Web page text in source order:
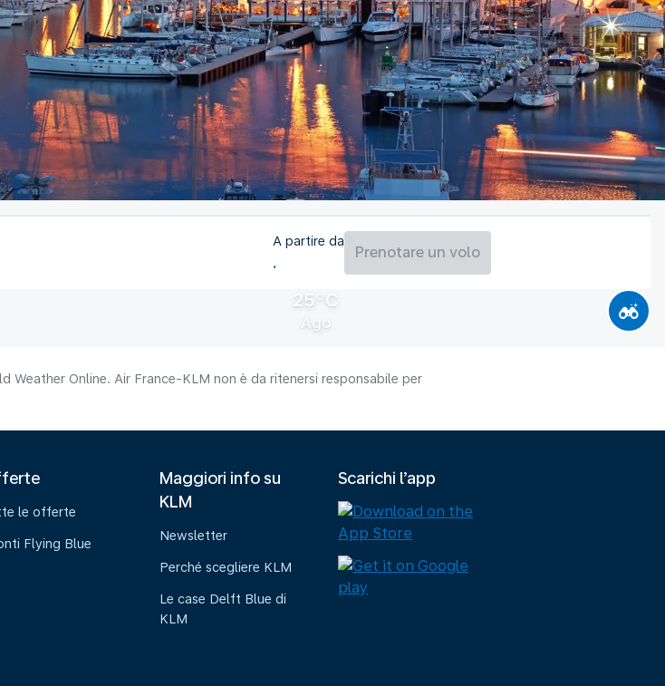
25°C
Ago
A partire da
Prenotare un volo
Online. Air France-KLM non è da ritenersi responsabile per
le offerte
Flying Blue
Maggiori info su
KLM
Newsletter
Perché scegliere KLM
Le case Delft Blue di
KLM
Scarichi l’app